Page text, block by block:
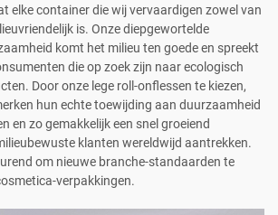
elke container die wij vervaardigen zowel van
is. Onze diepgewortelde
komt het milieu ten goede en spreekt
die op zoek zijn naar ecologisch
Door onze lege roll-onflessen te kiezen,
hun echte toewijding aan duurzaamheid
en zo gemakkelijk een snel groeiend
klanten wereldwijd aantrekken.
om nieuwe branche-standaarden te
verpakkingen.